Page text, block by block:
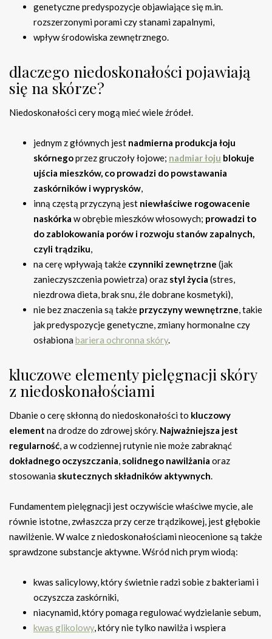
genetyczne predyspozycje objawiające się m.in.
rozszerzonymi porami czy stanami zapalnymi,
wpływ środowiska zewnętrznego.
dlaczego niedoskonałości pojawiają
się na skórze?
Niedoskonałości cery mogą mieć wiele źródeł.
jednym z głównych jest nadmierna produkcja łoju
skórnegoprzez gruczoły łojowe; nadmiar łoju blokuje
ujścia mieszków, co prowadzi do powstawania
zaskórników i wyprysków,
inną częstą przyczyną jest niewłaściwe rogowacenie
naskórka w obrębie mieszków włosowych; prowadzi to
do zablokowania porów i rozwoju stanów zapalnych,
czyli trądziku,
na cerę wpływają także czynniki zewnętrzne (jak
zanieczyszczenia powietrza) oraz styl życia (stres,
niezdrowa dieta, brak snu, źle dobrane kosmetyki),
nie bez znaczenia są także przyczyny wewnętrzne, takie
jak predyspozycje genetyczne, zmiany hormonalne czy
osłabionabariera ochronna skóry.
kluczowe elementy pielęgnacji skóry
z niedoskonałościami
Dbanie o cerę skłonną do niedoskonałości to kluczowy
element na drodze do zdrowej skóry. Najważniejsza jest
regularność, a w codziennej rutynie nie może zabraknąć
dokładnego oczyszczania, solidnego nawilżania oraz
stosowania skutecznych składników aktywnych.
Fundamentem pielęgnacji jest oczywiście właściwe mycie, ale
równie istotne, zwłaszcza przy cerze trądzikowej, jest głębokie
nawilżenie. W walce z niedoskonałościami nieocenione są także
sprawdzone substancje aktywne. Wśród nich prym wiodą:
kwas salicylowy, który świetnie radzi sobie z bakteriami i
oczyszcza zaskórniki,
niacynamid, który pomaga regulować wydzielanie sebum,
kwas glikolowy, który nie tylko nawilża i wspiera